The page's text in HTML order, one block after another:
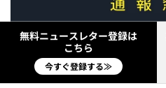
無料ニュースレター登録は
こちら
今すぐ登録する≫